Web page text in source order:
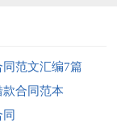
范文汇编7篇
合同范本